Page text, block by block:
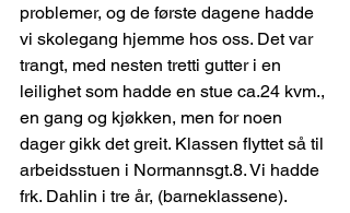
problemer, og de første dagene hadde
vi skolegang hjemme hos oss. Det var
trangt, med nesten tretti gutter i en
leilighet som hadde en stue ca.24 kvm.,
en gang og kjøkken, men for noen
dager gikk det greit. Klassen flyttet så til
arbeidsstuen i Normannsgt.8. Vi hadde
frk. Dahlin i tre år, (barneklassene).